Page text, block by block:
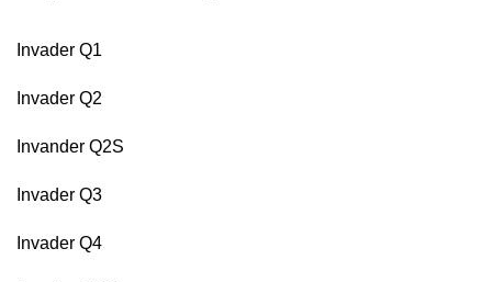
Invader Q1
Invader Q2
Invander Q2S
Invader Q3
Invader Q4